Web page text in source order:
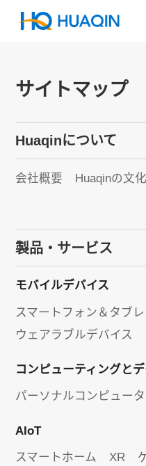
サイトマップ
Huaqinについて
会社概要 Huaqinの文化
製品・サービス
モバイルデバイス
スマートフォン＆タブレ
ウェアラブルデバイス
コンピューティングと
パーソナルコンピュータ
AIoT
スマートホーム XR